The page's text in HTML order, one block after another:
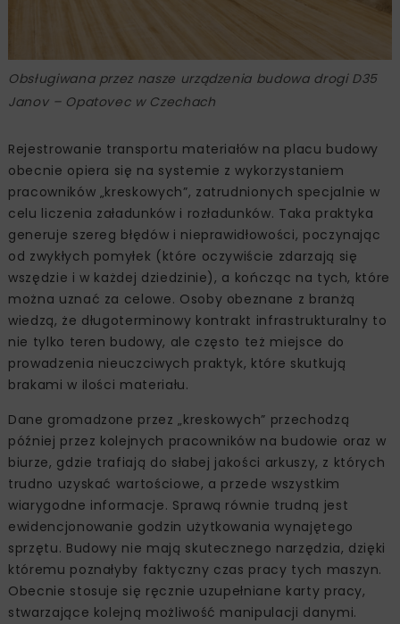
Obsługiwana przez nasze urządzenia budowa drogi D35
Janov – Opatovec w Czechach
Rejestrowanie transportu materiałów na placu budowy
obecnie opiera się na systemie z wykorzystaniem
pracowników „kreskowych”, zatrudnionych specjalnie w
celu liczenia załadunków i rozładunków. Taka praktyka
generuje szereg błędów i nieprawidłowości, poczynając
od zwykłych pomyłek (które oczywiście zdarzają się
wszędzie i w każdej dziedzinie), a kończąc na tych, które
można uznać za celowe. Osoby obeznane z branżą
wiedzą, że długoterminowy kontrakt infrastrukturalny to
nie tylko teren budowy, ale często też miejsce do
prowadzenia nieuczciwych praktyk, które skutkują
brakami w ilości materiału.
Dane gromadzone przez „kreskowych” przechodzą
później przez kolejnych pracowników na budowie oraz w
biurze, gdzie trafiają do słabej jakości arkuszy, z których
trudno uzyskać wartościowe, a przede wszystkim
wiarygodne informacje. Sprawą równie trudną jest
ewidencjonowanie godzin użytkowania wynajętego
sprzętu. Budowy nie mają skutecznego narzędzia, dzięki
któremu poznałyby faktyczny czas pracy tych maszyn.
Obecnie stosuje się ręcznie uzupełniane karty pracy,
stwarzające kolejną możliwość manipulacji danymi.